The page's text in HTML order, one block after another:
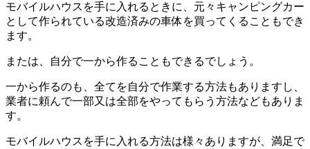
モバイルハウスを手に入れるときに、元々キャンピングカー
として作られている改造済みの車体を買ってくることもでき
ます。
または、自分で一から作ることもできるでしょう。
一から作るのも、全てを自分で作業する方法もありますし、
業者に頼んで一部又は全部をやってもらう方法などもありま
す。
モバイルハウスを手に入れる方法は様々ありますが、満足で